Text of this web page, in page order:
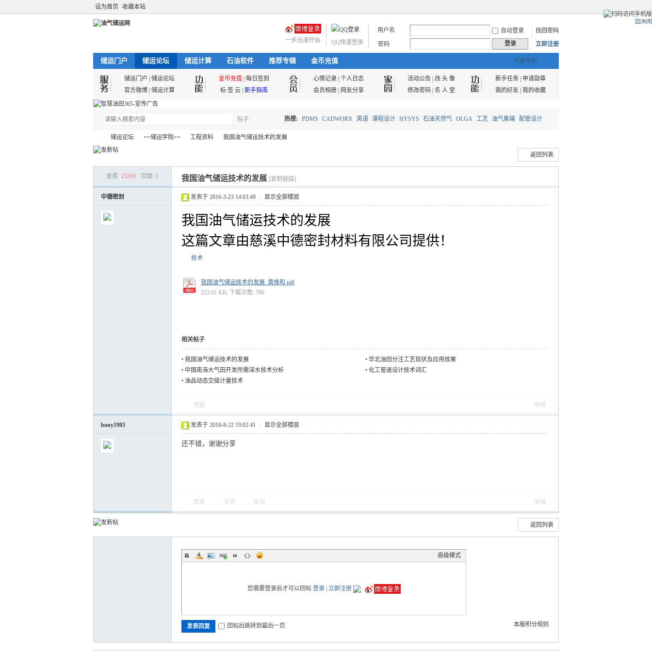
设为首页 收藏本站
用户名 自动登录
找回密码
密码
登录 立即注册
QQ快速登录
一步迅速开始
快捷导航
储运门户 储运论坛 储运计算 石油软件 推荐专辑 金币充值
储运门户 储运论坛 金币充值 每日签到 心情记录 个人日志 活动公告| 改 头 像 新手任务|
申请勋章
官方微博 储运计算 标 签 云 新手指南 会员相册 网友分享 修改密码| 名 人 堂 我的好友| 我的收藏
帖子
搜
索
热搜: PDMS CADWORX 英语 课程设计 HYSYS 石油天然气 OLGA 工艺 油气集输 配管设计
油气储运
储运论坛
›
==储运学院==
›
工程资料
›
我国油气储运技术的发展
返回列表
查看: 15310 回复: 1 我国油气储运技术的发展 [复制链接]
中德密封 发表于 2016-3-23 14:03:49 显示全部楼层
我国油气储运技术的发展
这篇文章由慈溪中德密封材料有限公司提供！
技术
我国油气储运技术的发展_黄维和.pdf
223.01 KB, 下载次数: 786
相关帖子
• 我国油气储运技术的发展 • 华北油田分注工艺现状及应用效果
• 中国南海大气田开发所需深水技术分析 • 化工管道设计技术词汇
• 油品动态交接计量技术
回复 举报
bony1983 发表于 2016-8-22 19:02:41 显示全部楼层
还不错，谢谢分享
回复 支持 反对 举报
返回列表
高级模式
您需要登录后才可以回帖 登录| 立即注册
本版积分规则
发表回复 回帖后跳转到最后一页